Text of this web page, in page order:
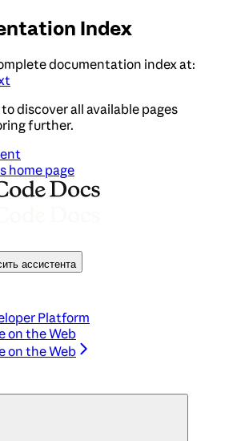
Index
documentation index at:
discover all available pages
further.
home page
ассистента
Platform
on the Web
on the Web